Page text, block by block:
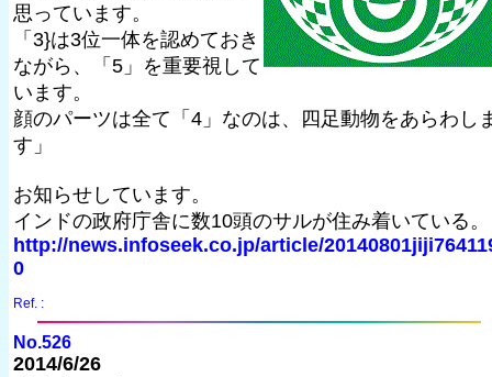
思っています。
「3}は3位一体を認めておき
ながら、「5」を重要視して
います。
顔のパーツは全て「4」なのは、四足動物をあらわし
す」
お知らせしています。
インドの政府庁舎に数10頭のサルが住み着いている。
http://news.infoseek.co.jp/article/
0
Ref. :
No.526
2014/6/26